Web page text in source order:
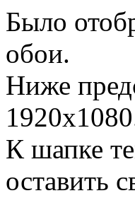
Было
обои.
Ниже
К шапке
оставить